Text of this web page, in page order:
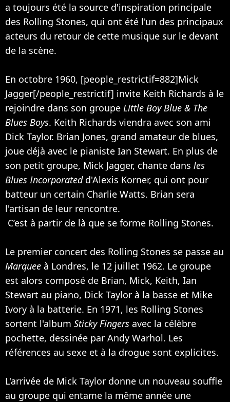
a toujours été la source d'inspiration principale
des Rolling Stones, qui ont été l'un des principaux
acteurs du retour de cette musique sur le devant
de la scène.
En octobre 1960, [people_restrictif=882]Mick
Jagger[/people_restrictif] invite Keith Richards à le
rejoindre dans son groupe Little Boy Blue & The
Blues Boys. Keith Richards viendra avec son ami
Dick Taylor. Brian Jones, grand amateur de blues,
joue déjà avec le pianiste Ian Stewart. En plus de
son petit groupe, Mick Jagger, chante dans les
Blues Incorporatedd'Alexis Korner, qui ont pour
batteur un certain Charlie Watts. Brian sera
l'artisan de leur rencontre.
C’est à partir de là que se forme Rolling Stones.
Le premier concert des Rolling Stones se passe au
Marquee à Londres, le 12 juillet 1962. Le groupe
est alors composé de Brian, Mick, Keith, Ian
Stewart au piano, Dick Taylor à la basse et Mike
Ivory à la batterie. En 1971, les Rolling Stones
sortent l'album Sticky Fingers avec la célèbre
pochette, dessinée par Andy Warhol. Les
références au sexe et à la drogue sont explicites.
L'arrivée de Mick Taylor donne un nouveau souffle
au groupe qui entame la même année une